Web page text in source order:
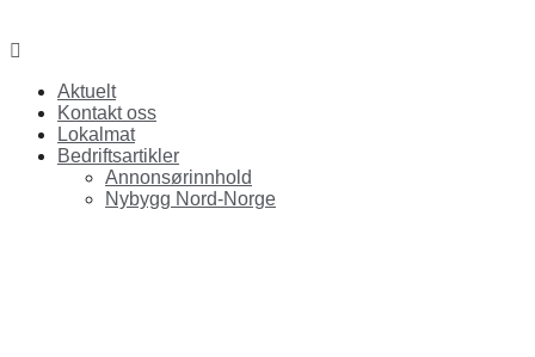
Aktuelt
Kontakt oss
Lokalmat
Bedriftsartikler
Annonsørinnhold
Nybygg Nord-Norge